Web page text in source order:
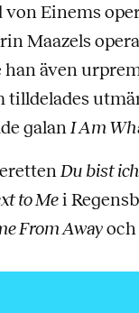
Einems
Maazels opera
även
tilldelades
galan I Am
Du bist ich
to Mei
From Awayoch